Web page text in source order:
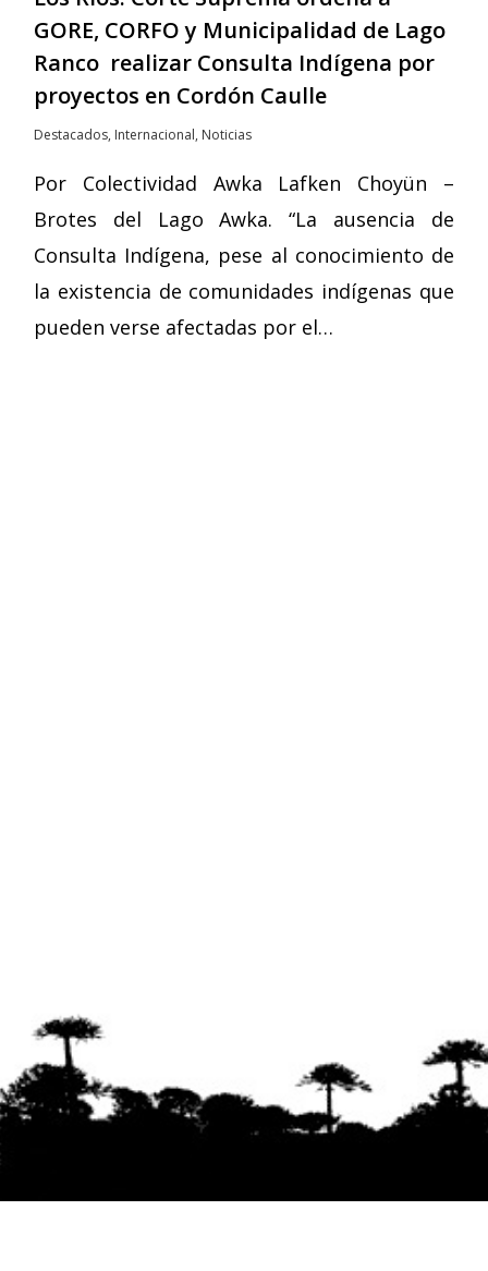
GORE, CORFO y Municipalidad de Lago
Ranco realizar Consulta Indígena por
proyectos en Cordón Caulle
Destacados, Internacional, Noticias
Por Colectividad Awka Lafken Choyün –
Brotes del Lago Awka. “La ausencia de
Consulta Indígena, pese al conocimiento de
la existencia de comunidades indígenas que
pueden verse afectadas por el…